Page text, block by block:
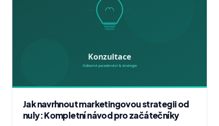
Jak navrhnout marketingovou strategii od
nuly: Kompletní návod pro začátečníky